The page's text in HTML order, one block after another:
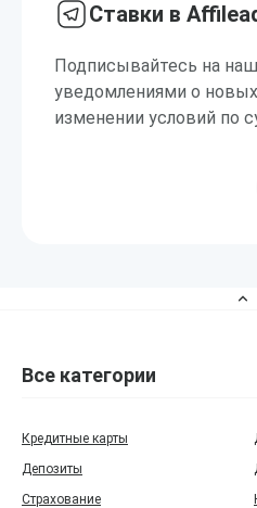
Ставки в
Подписывайтесь на
уведомлениями о
изменении условий по
Все категории
Кредитные карты
Депозиты
Страхование